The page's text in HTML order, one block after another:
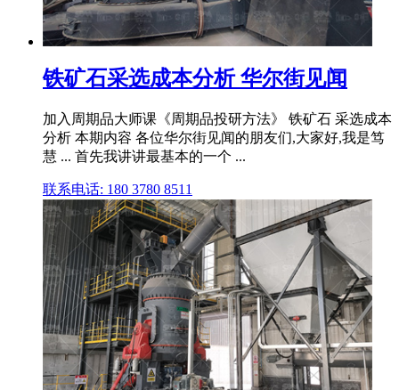
铁矿石采选成本分析 华尔街见闻
加入周期品大师课《周期品投研方法》 铁矿石 采选成本
分析 本期内容 各位华尔街见闻的朋友们,大家好,我是笃
慧 ... 首先我讲讲最基本的一个 ...
联系电话: 180 3780 8511